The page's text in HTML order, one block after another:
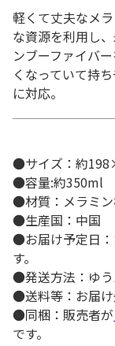
軽くて丈夫なメ
な資源を利用し
ンブーファイバ
くなっていて持
に対応。
●サイズ：約
●容量:約350ml
●材質：メラミ
●生産国：中国
●お届け予定日：
す。
●発送方法：ゆう
●送料等：お届
●同梱：販売者が
です。